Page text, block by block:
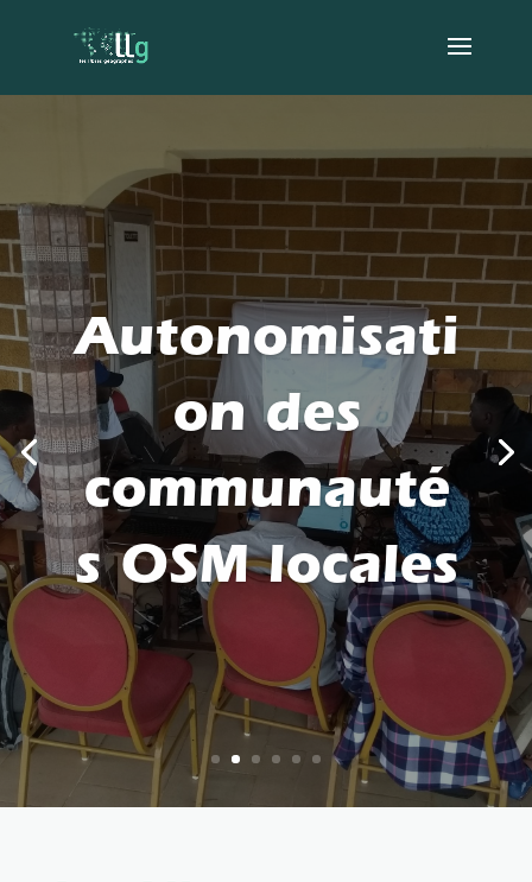
Autonomisati
on des
communauté
s OSM locales